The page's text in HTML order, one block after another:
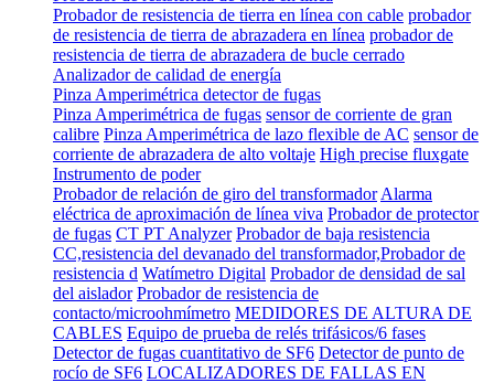
Probador de resistencia de tierra en línea con cable probador
de resistencia de tierra de abrazadera en línea probador de
resistencia de tierra de abrazadera de bucle cerrado
Analizador de calidad de energía
Pinza Amperimétrica detector de fugas
Pinza Amperimétrica de fugas sensor de corriente de gran
calibre Pinza Amperimétrica de lazo flexible de AC sensor de
corriente de abrazadera de alto voltaje High precise fluxgate
Instrumento de poder
Probador de relación de giro del transformador Alarma
eléctrica de aproximación de línea viva Probador de protector
de fugas CT PT Analyzer Probador de baja resistencia
CC,resistencia del devanado del transformador,Probador de
resistencia d Watímetro Digital Probador de densidad de sal
del aislador Probador de resistencia de
contacto/microohmímetro MEDIDORES DE ALTURA DE
CABLES Equipo de prueba de relés trifásicos/6 fases
Detector de fugas cuantitativo de SF6 Detector de punto de
rocío de SF6 LOCALIZADORES DE FALLAS EN